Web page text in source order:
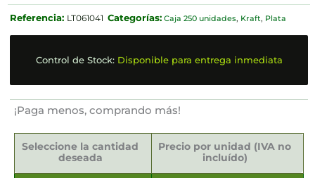
Referencia: LT061041 Categorías: Caja 250 unidades, Kraft, Plata
Control de Stock: Disponible para entrega inmediata
¡Paga menos, comprando más!
Seleccione la cantidad
deseada
Precio por unidad (IVA no
incluído)
Kraft
32x12x42cm